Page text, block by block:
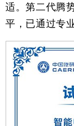
适。第二代腾
平，已通过专